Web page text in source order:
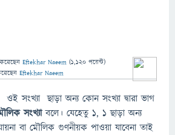
করেছেন Eftekhar Naeem (1,120 পয়েন্ট)
Eftekhar Naeem
সংখ্যা ছাড়া অন্য কোন সংখ্যা দ্বারা ভাগ
সংখ্যাবলে। যেহেতু ১, ১ ছাড়া অন্য
বা মৌলিক গুণনীয়ক পাওয়া যাবেনা তাই